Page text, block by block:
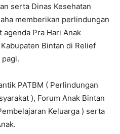
serta Dinas Kesehatan
memberikan perlindungan
agenda Pra Hari Anak
Bintan di Relief
PATBM ( Perlindungan
), Forum Anak Bintan
Keluarga ) serta